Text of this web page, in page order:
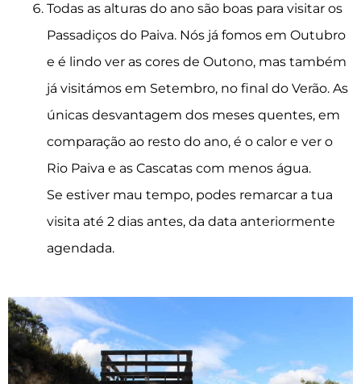
Todas as alturas do ano são boas para visitar os
Passadiços do Paiva. Nós já fomos em Outubro
e é lindo ver as cores de Outono, mas também
já visitámos em Setembro, no final do Verão. As
únicas desvantagem dos meses quentes, em
comparação ao resto do ano, é o calor e ver o
Rio Paiva e as Cascatas com menos água.
Se estiver mau tempo, podes remarcar a tua
visita até 2 dias antes, da data anteriormente
agendada.